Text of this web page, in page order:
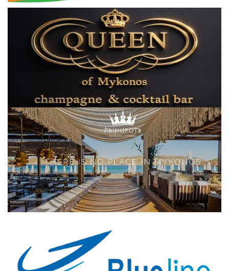
L’Art des Sens
All News
Elections 2023
Γλώσσα
Ελληνικά English